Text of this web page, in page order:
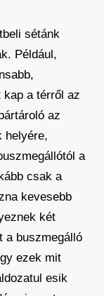
sétánk
Például,
a térről az
az
helyére,
a
csak a
kevesebb
két
a buszmegálló
ezek mit
esik